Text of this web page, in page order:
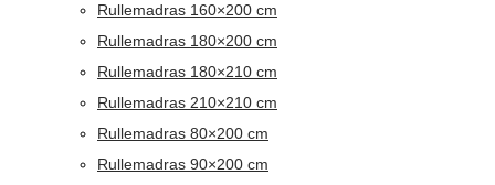
Rullemadras 160×200 cm
Rullemadras 180×200 cm
Rullemadras 180×210 cm
Rullemadras 210×210 cm
Rullemadras 80×200 cm
Rullemadras 90×200 cm